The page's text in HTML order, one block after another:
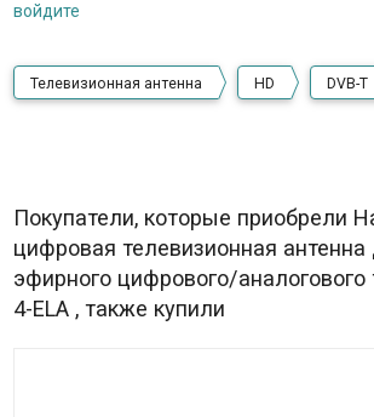
войдите
Телевизионная антенна HD DVB-T
Покупатели, которые приобрели
цифровая телевизионная
эфирного цифрового/аналогового
4-ELA , также купили